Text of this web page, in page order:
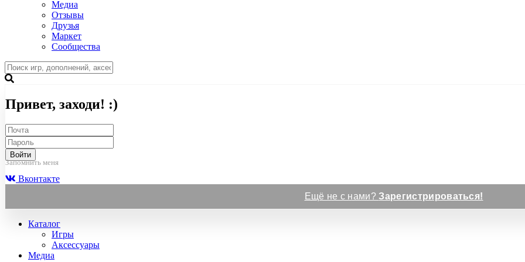
Медиа
Отзывы
Друзья
Маркет
Сообщества
Привет, заходи! :)
Войти
Запомнить меня
Вконтакте
Ещё не с нами?Зарегистрироваться!
Каталог
Игры
Аксессуары
Медиа